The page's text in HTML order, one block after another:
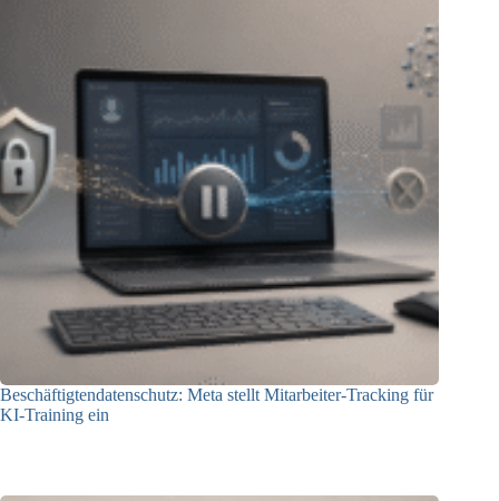
Beschäftigtendatenschutz: Meta stellt Mitarbeiter-Tracking für
KI-Training ein